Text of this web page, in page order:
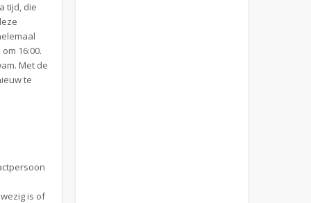
tijd, die
16:00.
Met de
te
is of